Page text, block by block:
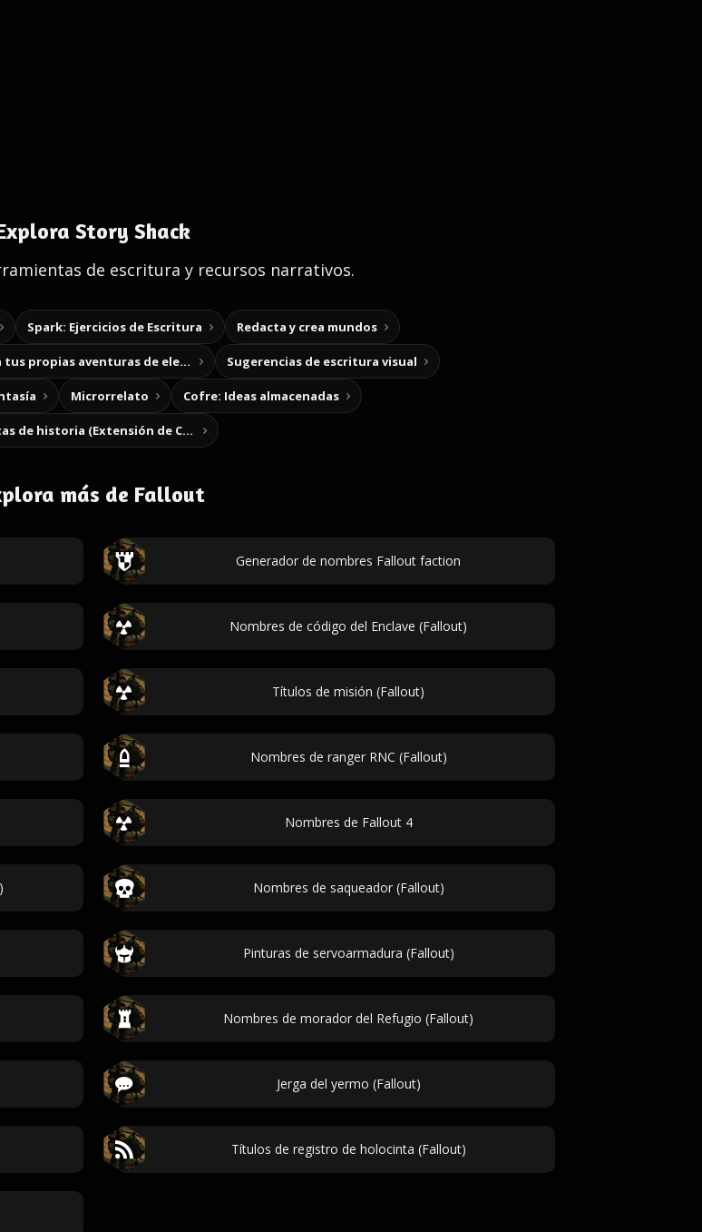
Story Shack
de escritura y recursos narrativos.
Spark: Ejercicios de Escritura Redacta y crea mundos
Crea tus propias aventuras de elección Sugerencias de escritura visual
Microrrelato Cofre: Ideas almacenadas
Notas de historia (Extensión de Chrome)
más de Fallout
Generador de nombres Fallout faction
Nombres de código del Enclave (Fallout)
Títulos de misión (Fallout)
Nombres de ranger RNC (Fallout)
Nombres de Fallout 4
Nombres de saqueador (Fallout)
Pinturas de servoarmadura (Fallout)
Nombres de morador del Refugio (Fallout)
Jerga del yermo (Fallout)
Títulos de registro de holocinta (Fallout)